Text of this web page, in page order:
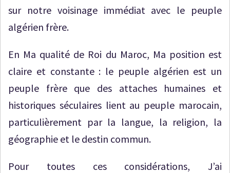
sur notre voisinage immédiat avec le peuple
algérien frère.
En Ma qualité de Roi du Maroc, Ma position est
claire et constante : le peuple algérien est un
peuple frère que des attaches humaines et
historiques séculaires lient au peuple marocain,
particulièrement par la langue, la religion, la
géographie et le destin commun.
Pour toutes ces considérations, J’ai